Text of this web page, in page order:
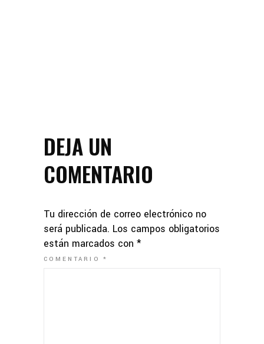
DEJA UN
COMENTARIO
Tu dirección de correo electrónico no
será publicada. Los campos obligatorios
están marcados con *
COMENTARIO*